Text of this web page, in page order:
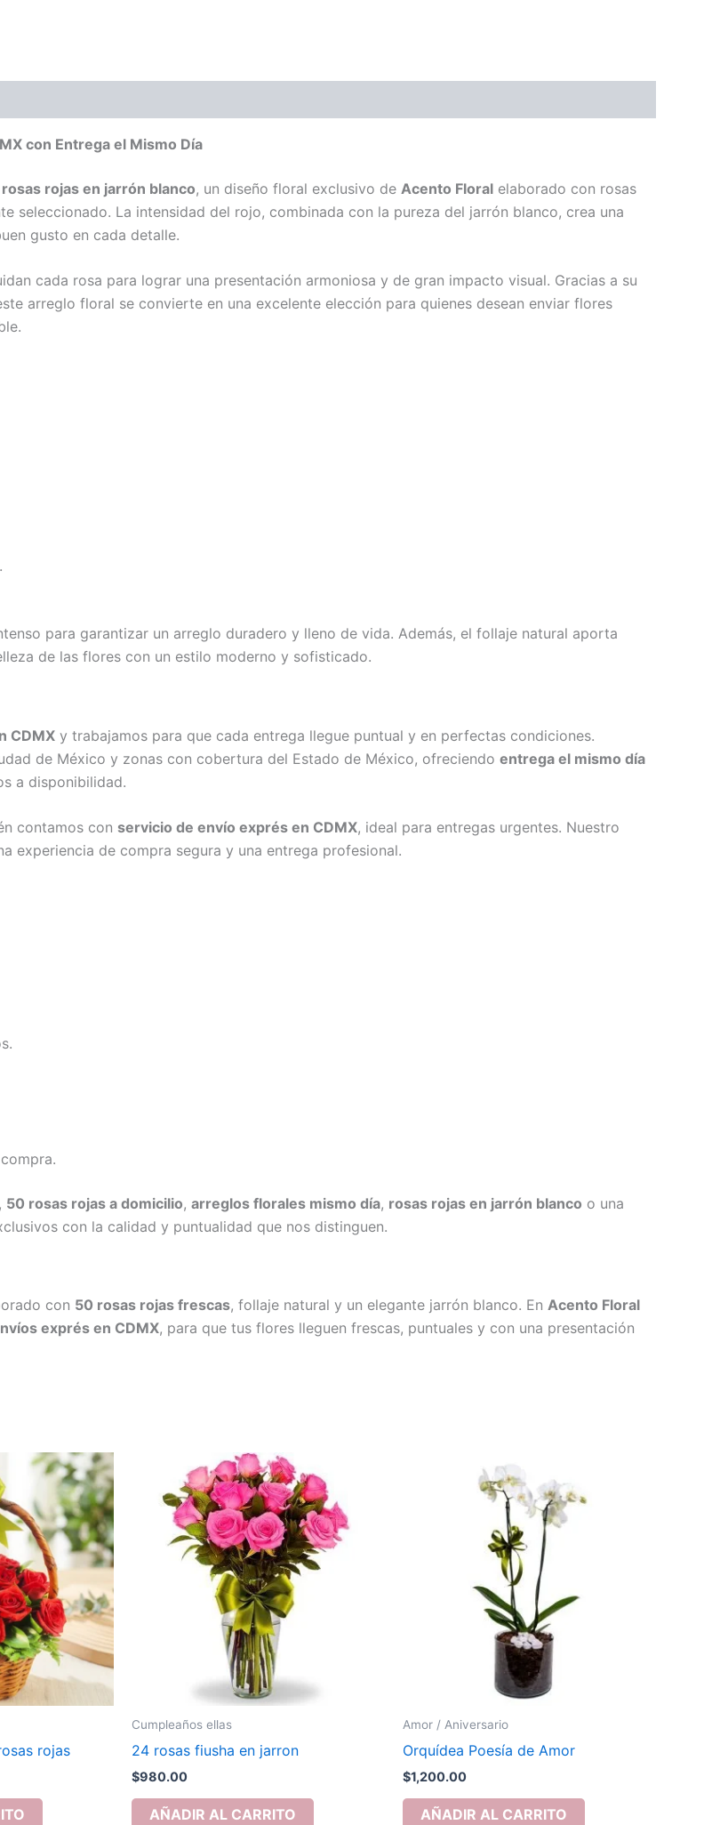
con Entrega el Mismo Día
rojas en jarrón blanco, un diseño floral exclusivo de Acento Floral elaborado con rosas
seleccionado. La intensidad del rojo, combinada con la pureza del jarrón blanco, crea una
gusto en cada detalle.
cada rosa para lograr una presentación armoniosa y de gran impacto visual. Gracias a su
arreglo floral se convierte en una excelente elección para quienes desean enviar flores
para garantizar un arreglo duradero y lleno de vida. Además, el follaje natural aporta
de las flores con un estilo moderno y sofisticado.
CDMX y trabajamos para que cada entrega llegue puntual y en perfectas condiciones.
de México y zonas con cobertura del Estado de México, ofreciendo entrega el mismo día
a disponibilidad.
contamos con servicio de envío exprés en CDMX, ideal para entregas urgentes. Nuestro
experiencia de compra segura y una entrega profesional.
, 50 rosas rojas a domicilio, arreglos florales mismo día, rosas rojas en jarrón blanco o una
con la calidad y puntualidad que nos distinguen.
con 50 rosas rojas frescas, follaje natural y un elegante jarrón blanco. En Acento Floral
exprés en CDMX, para que tus flores lleguen frescas, puntuales y con una presentación
rojas
Cumpleaños ellas
24 rosas fiusha en jarron
$980.00
AÑADIR AL CARRITO
Amor / Aniversario
Orquídea Poesía de Amor
$1,200.00
AÑADIR AL CARRITO